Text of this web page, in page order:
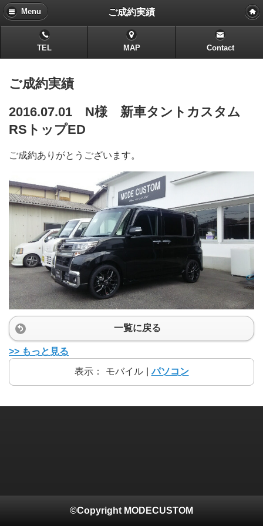
Menu ご成約実績
TEL MAP Contact
ご成約実績
2016.07.01 N様 新車タントカスタム
RSトップED
ご成約ありがとうございます。
一覧に戻る
>> もっと見る
表示：
モバイル パソコン
©Copyright MODECUSTOM